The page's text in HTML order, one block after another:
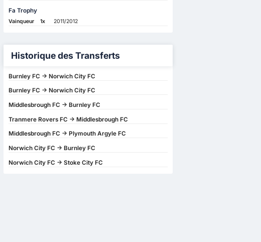
Fa Trophy
Vainqueur 1x 2011/2012
Historique des Transferts
Burnley FC -> Norwich City FC
Burnley FC -> Norwich City FC
Middlesbrough FC -> Burnley FC
Tranmere Rovers FC -> Middlesbrough FC
Middlesbrough FC -> Plymouth Argyle FC
Norwich City FC -> Burnley FC
Norwich City FC -> Stoke City FC